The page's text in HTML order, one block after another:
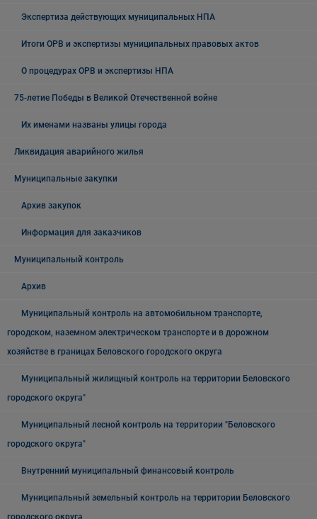
Экспертиза действующих муниципальных НПА
Итоги ОРВ и экспертизы муниципальных правовых актов
О процедурах ОРВ и экспертизы НПА
75-летие Победы в Великой Отечественной войне
Их именами названы улицы города
Ликвидация аварийного жилья
Муниципальные закупки
Архив закупок
Информация для заказчиков
Муниципальный контроль
Архив
Муниципальный контроль на автомобильном транспорте,
городском, наземном электрическом транспорте и в дорожном
хозяйстве в границах Беловского городского округа
Муниципальный жилищный контроль на территории Беловского
городского округа"
Муниципальный лесной контроль на территории "Беловского
городского округа"
Внутренний муниципальный финансовый контроль
Муниципальный земельный контроль на территории Беловского
городского округа